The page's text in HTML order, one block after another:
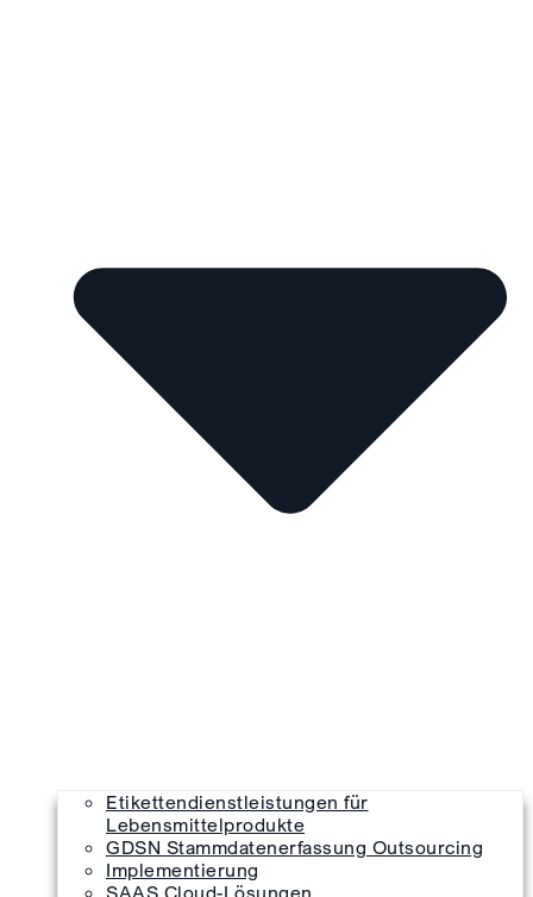
Etikettendienstleistungen für
Lebensmittelprodukte
GDSN Stammdatenerfassung Outsourcing
Implementierung